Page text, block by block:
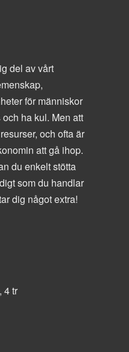
del av vårt
för människor
ha kul. Men att
och ofta är
att gå ihop.
du enkelt stötta
som du handlar
dig något extra!
4 tr